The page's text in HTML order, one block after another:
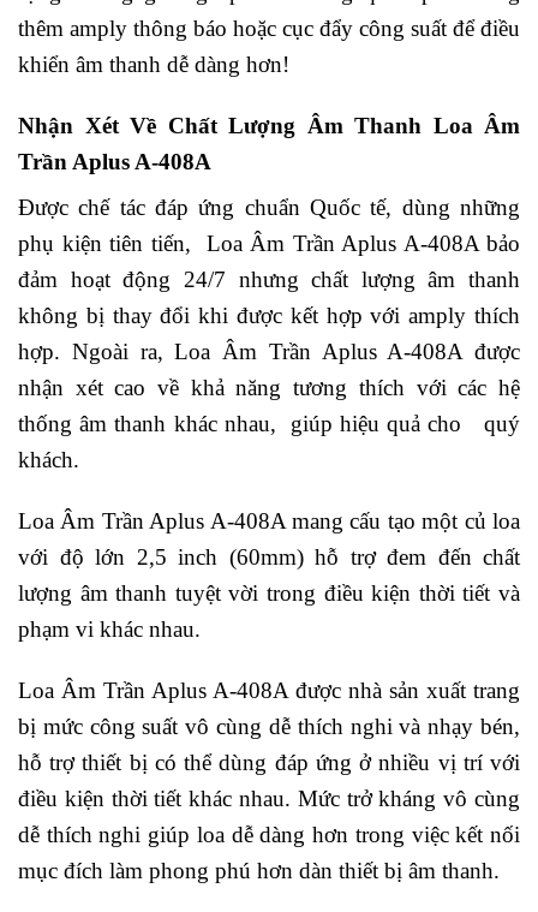
thêm amply thông báo hoặc cục đẩy công suất để điều
khiển âm thanh dễ dàng hơn!
Nhận Xét Về Chất Lượng Âm Thanh Loa Âm
Trần Aplus A-408A
Được chế tác đáp ứng chuẩn Quốc tế, dùng những
phụ kiện tiên tiến, Loa Âm Trần Aplus A-408A bảo
đảm hoạt động 24/7 nhưng chất lượng âm thanh
không bị thay đổi khi được kết hợp với amply thích
hợp. Ngoài ra, Loa Âm Trần Aplus A-408A được
nhận xét cao về khả năng tương thích với các hệ
thống âm thanh khác nhau, giúp hiệu quả cho quý
khách.
Loa Âm Trần Aplus A-408A mang cấu tạo một củ loa
với độ lớn 2,5 inch (60mm) hỗ trợ đem đến chất
lượng âm thanh tuyệt vời trong điều kiện thời tiết và
phạm vi khác nhau.
Loa Âm Trần Aplus A-408A được nhà sản xuất trang
bị mức công suất vô cùng dễ thích nghi và nhạy bén,
hỗ trợ thiết bị có thể dùng đáp ứng ở nhiều vị trí với
điều kiện thời tiết khác nhau. Mức trở kháng vô cùng
dễ thích nghi giúp loa dễ dàng hơn trong việc kết nối
mục đích làm phong phú hơn dàn thiết bị âm thanh.